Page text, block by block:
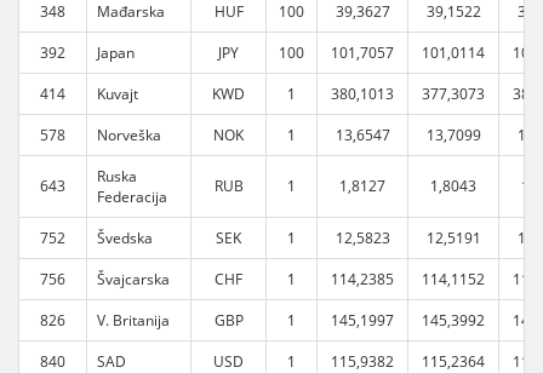
348
Mađarska HUF 100 39,3627 39,1522
392
Japan JPY 100 101,7057 101,0114
414
Kuvajt KWD 1 380,1013 377,3073
578
Norveška NOK 1 13,6547 13,7099
643
Ruska
Federacija
RUB 1 1,8127 1,8043
752 Švedska SEK 1 12,5823 12,5191
756
Švajcarska CHF 1 114,2385 114,1152
826
V. Britanija GBP 1 145,1997 145,3992
840
SAD USD 1 115,9382 115,2364